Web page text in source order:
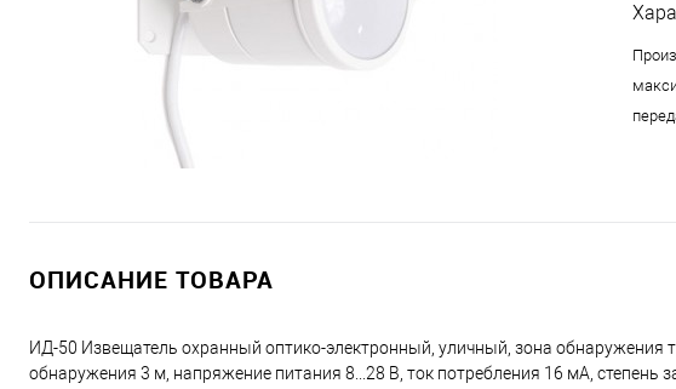
ОПИСАНИЕ ТОВАРА
ИД-50 Извещатель охранный оптико-электронный, уличный, зона
обнаружения 3 м, напряжение питания 8...28 В, ток потребления 16 мА, степень